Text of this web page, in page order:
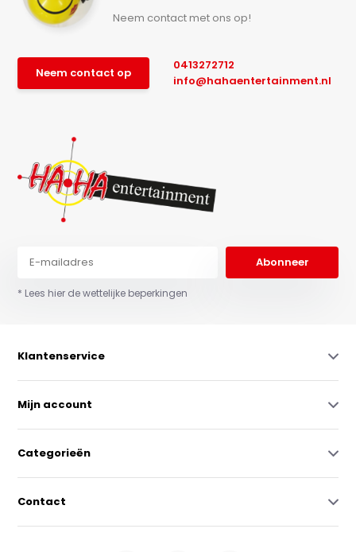
Neem contact met ons op!
Neem contact op
0413272712
info@hahaentertainment.nl
Abonneer
* Lees hier de wettelijke beperkingen
Klantenservice
Mijn account
Categorieën
Contact